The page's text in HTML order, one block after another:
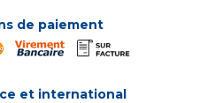
de paiement
et international